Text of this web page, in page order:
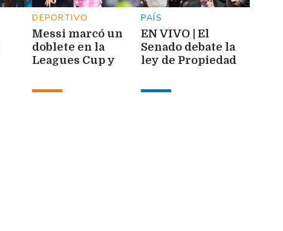
DEPORTIVO
Messi marcó un
doblete en la
Leagues Cup y
de alcanzar los
PAÍS
EN VIVO | El
Senado debate la
ley de Propiedad
la reforma de la